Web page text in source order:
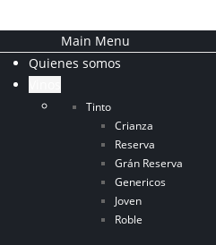
Main Menu
Quienes somos
Tinto
Crianza
Reserva
Grán Reserva
Genericos
Joven
Roble